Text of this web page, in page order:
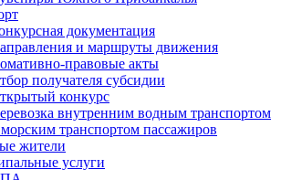
документация
и маршруты движения
правовые акты
получателя субсидии
конкурс
внутренним водным транспортом
транспортом пассажиров
жители
услуги